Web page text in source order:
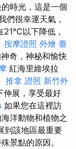
時光，這是一個
們很幸運天氣，
以下降低，
按摩證照 外燴 臺
奇，神秘和愉快
紅海里維埃拉
推拿 證照 新竹外
伸展，享受最好
如果您在這裡訪
洋動物和植物之
到該地區最重要
景點的原因。